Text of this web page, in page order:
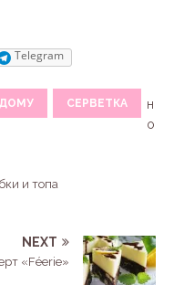
Telegram
СЕРВЕТКА
н
о
и топа
NEXT
«Féerie»